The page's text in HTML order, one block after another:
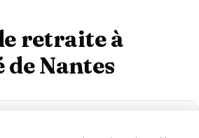
retraite à
Nantes